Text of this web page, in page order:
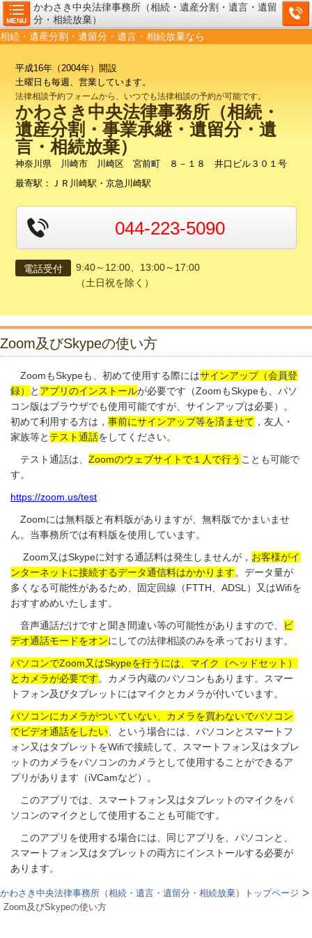
MENU
かわさき中央法律事務所（相続・遺産分割・遺言・遺留
分・相続放棄）
相続・遺産分割・遺留分・遺言・相続放棄なら
平成16年（2004年）開設
土曜日も毎週、営業しています。
法律相談予約フォームから、いつでも法律相談の予約が可能です。
かわさき中央法律事務所（相続・
遺産分割・事業承継・遺留分・遺
言・相続放棄）
神奈川県 川崎市 川崎区 宮前町 ８－１８ 井口ビル３０１号
最寄駅：ＪＲ川崎駅・京急川崎駅
044-223-5090
電話受付
9:40～12:00、13:00～17:00
（土日祝を除く）
Zoom及びSkypeの使い方
ZoomもSkypeも、初めて使用する際にはサインアップ（会員登
録）
と アプリのインストールが必要です（ZoomもSkypeも、パソ
コン版はブラウザでも使用可能ですが、サインアップは必要）。
初めて利用する方は， 事前にサインアップ等を済ませて ，友人・
家族等と テスト通話をしてください。
テスト通話は、 Zoomのウェブサイトで１人で行う ことも可能で
す。
https://zoom.us/test
Zoomには無料版と有料版がありますが、無料版でかまいませ
ん。当事務所では有料版を使用しています。
Zoom又はSkypeに対する通話料は発生しませんが， お客様がイ
ンターネットに接続するデータ通信料はかかります。データ量が
多くなる可能性があるため、固定回線（FTTH、ADSL）又はWifiを
おすすめめいたします。
音声通話だけですと聞き間違い等の可能性がありますので、
ビ
デオ通話モードをオンにしての法律相談のみを承っております。
パソコンでZoom又はSkypeを行うには、マイク（ヘッドセット）
とカメラが必要です。カメラ内蔵のパソコンもあります。スマー
トフォン及びタブレットにはマイクとカメラが付いています。
パソコンにカメラがついていない、カメラを買わないでパソコン
でビデオ通話をしたい 、という場合には、パソコンとスマートフ
ォン又はタブレットをWifiで接続して、スマートフォン又はタブレ
ットのカメラをパソコンのカメラとして使用することができるア
プリがあります（iVCamなど）。
このアプリでは、スマートフォン又はタブレットのマイクをパ
ソコンのマイクとして使用することも可能です。
このアプリを使用する場合には、同じアプリを、パソコンと、
スマートフォン又はタブレットの両方にインストールする必要が
あります。
かわさき中央法律事務所（相続・遺言・遺留分・相続放棄）トップページ
Zoom及びSkypeの使い方